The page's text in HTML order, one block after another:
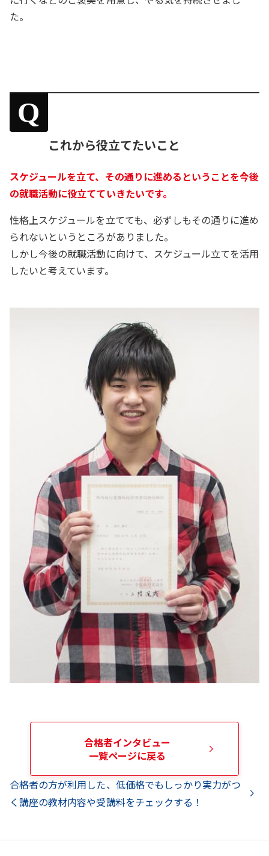
た。
Q
これから役立てたいこと
スケジュールを立て、その通りに進めるということを今後
の就職活動に役立てていきたいです。
性格上スケジュールを立てても、必ずしもその通りに進め
られないというところがありました。
しかし今後の就職活動に向けて、スケジュール立てを活用
したいと考えています。
合格者インタビュー
一覧ページに戻る
合格者の方が利用した、低価格でもしっかり実力がつ
く講座の教材内容や受講料をチェックする！